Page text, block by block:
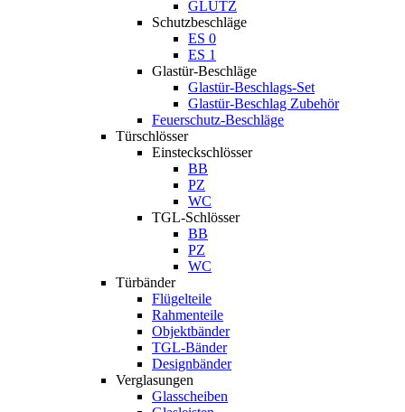
GLUTZ
Schutzbeschläge
ES 0
ES 1
Glastür-Beschläge
Glastür-Beschlags-Set
Glastür-Beschlag Zubehör
Feuerschutz-Beschläge
Türschlösser
Einsteckschlösser
BB
PZ
WC
TGL-Schlösser
BB
PZ
WC
Türbänder
Flügelteile
Rahmenteile
Objektbänder
TGL-Bänder
Designbänder
Verglasungen
Glasscheiben